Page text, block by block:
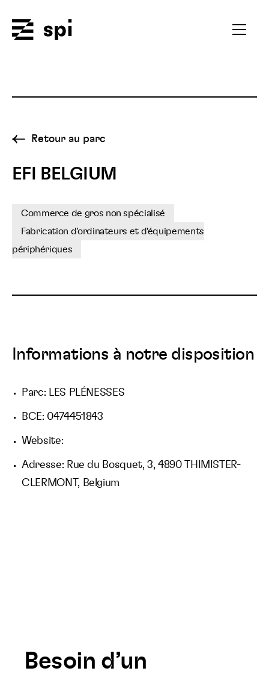
Ouvrir
Retour au parc
EFI BELGIUM
Commerce de gros non spécialisé
Fabrication d'ordinateurs et d'équipements
périphériques
Informations à notre disposition
Parc: LES PLÉNESSES
BCE: 0474451843
Website:
Adresse: Rue du Bosquet, 3, 4890 THIMISTER-
CLERMONT, Belgium
Besoin d’un